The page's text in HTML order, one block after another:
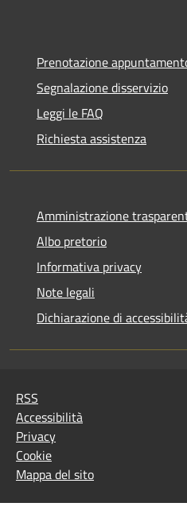
Prenotazione
Segnalazione disservizio
Leggi le FAQ
Richiesta assistenza
Amministrazione
Albo pretorio
Informativa privacy
Note legali
Dichiarazione di
RSS
Accessibilità
Privacy
Cookie
Mappa del sito